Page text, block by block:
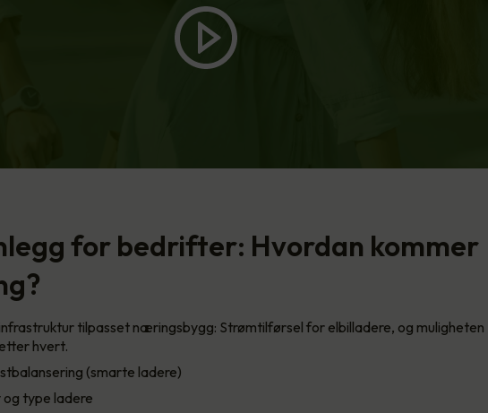
for bedrifter: Hvordan kommer
tilpasset næringsbygg: Strømtilførsel for elbilladere, og muligheten
hvert.
(smarte ladere)
type ladere